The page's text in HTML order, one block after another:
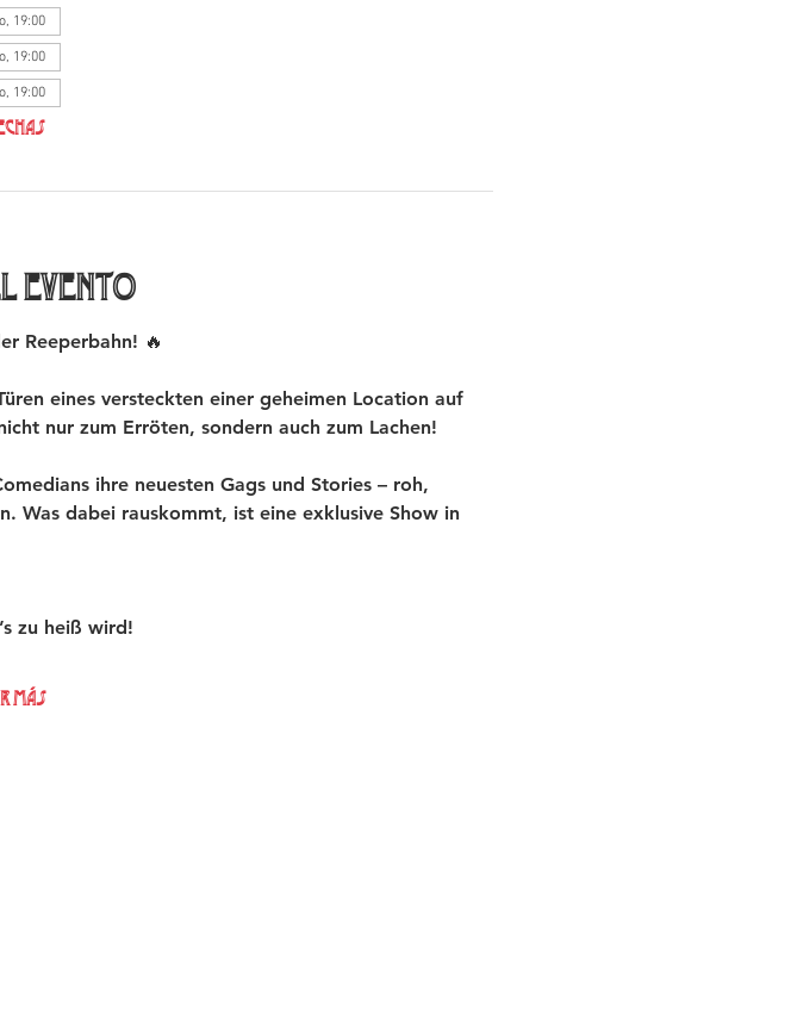
19:00
19:00
19:00
evento
Reeperbahn! 🔥
eines versteckten einer geheimen Location auf
nur zum Erröten, sondern auch zum Lachen!
ihre neuesten Gags und Stories – roh,
Was dabei rauskommt, ist eine exklusive Show in
zu heiß wird!
más